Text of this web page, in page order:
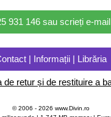
931 146 sau scrieți e-
| Informații | Librăria
de retur și de restituire a
© 2006 - 2026 www.Divin.ro